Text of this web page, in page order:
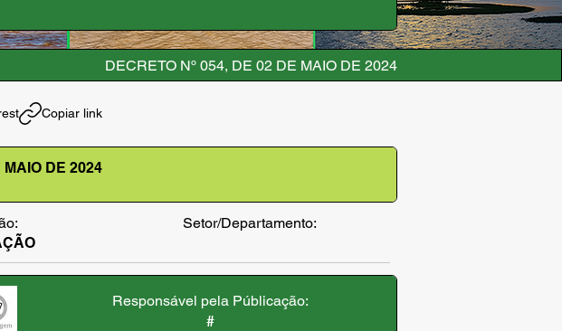
DECRETO Nº 054, DE 02 DE MAIO DE 2024
Copiar link
MAIO DE 2024
Setor/Departamento:
Responsável pela Públicação:
#